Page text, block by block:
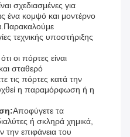
σχεδιασμένες για
ένα κομψό και μοντέρνο
τεχνικής υποστήριξης
οι πόρτες είναι
σταθερό
τις πόρτες κατά την
η παραμόρφωση ή η
Αποφύγετε τα
ή σκληρά χημικά,
επιφάνεια του